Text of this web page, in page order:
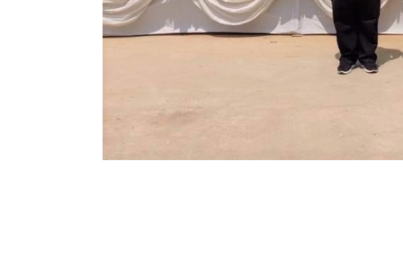
รายงานรายรับรายจ่าย อบจ.สุพรรณบุรี
รายงานการติดตามและประเมินผลแผนพัฒนาท้อง
สรุปผลการประเมินความพึงพอใจ
ระบบสืบค้นข้อมูล ประกาศ ก.จ.จ. สุพรรณบุรี (พ.ศ